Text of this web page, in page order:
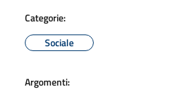
Categorie:
Sociale
Argomenti: